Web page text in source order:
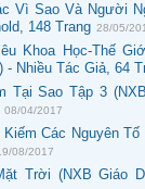
Vì Sao Và Người
148 Trang 28/05/
Khoa Học-Thế
- Nhiều Tác Giả, 64
Tại Sao Tập 3
08/04/2017
Các Nguyên
08/2017
Trời (NXB Giáo